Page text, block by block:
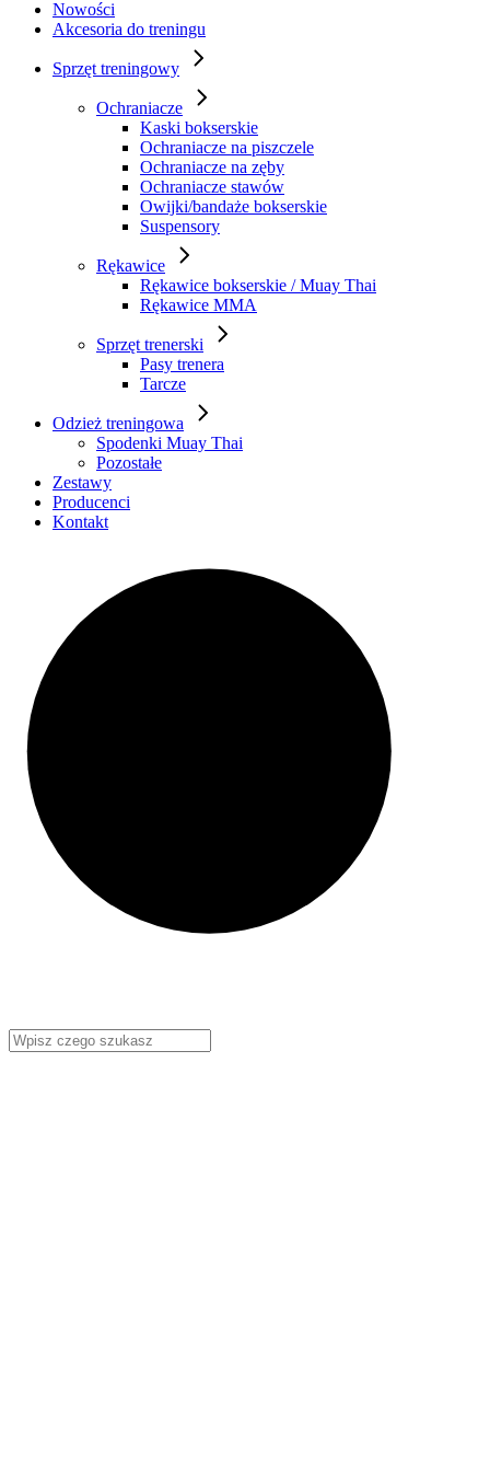
Nowości
Akcesoria do treningu
Sprzęt treningowy
Ochraniacze
Kaski bokserskie
Ochraniacze na piszczele
Ochraniacze na zęby
Ochraniacze stawów
Owijki/bandaże bokserskie
Suspensory
Rękawice
Rękawice bokserskie / Muay Thai
Rękawice MMA
Sprzęt trenerski
Pasy trenera
Tarcze
Odzież treningowa
Spodenki Muay Thai
Pozostałe
Zestawy
Producenci
Kontakt